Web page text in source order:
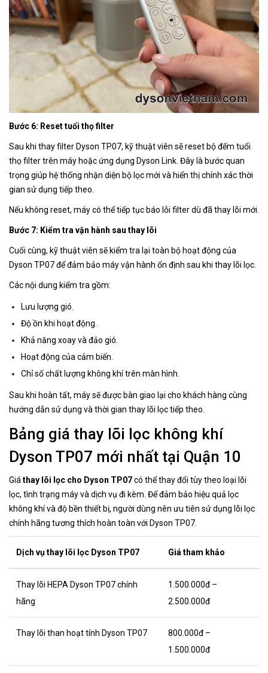
Bước 6: Reset tuổi thọ filter
Sau khi thay filter Dyson TP07, kỹ thuật viên sẽ reset bộ đếm tuổi
thọ filter trên máy hoặc ứng dụng Dyson Link. Đây là bước quan
trọng giúp hệ thống nhận diện bộ lọc mới và hiển thị chính xác thời
gian sử dụng tiếp theo.
Nếu không reset, máy có thể tiếp tục báo lỗi filter dù đã thay lõi mới.
Bước 7: Kiểm tra vận hành sau thay lõi
Cuối cùng, kỹ thuật viên sẽ kiểm tra lại toàn bộ hoạt động của
Dyson TP07 để đảm bảo máy vận hành ổn định sau khi thay lõi lọc.
Các nội dung kiểm tra gồm:
Lưu lượng gió.
Độ ồn khi hoạt động.
Khả năng xoay và đảo gió.
Hoạt động của cảm biến.
Chỉ số chất lượng không khí trên màn hình.
Sau khi hoàn tất, máy sẽ được bàn giao lại cho khách hàng cùng
hướng dẫn sử dụng và thời gian thay lõi lọc tiếp theo.
Bảng giá thay lõi lọc không khí
Dyson TP07 mới nhất tại Quận 10
Giá thay lõi lọc cho Dyson TP07có thể thay đổi tùy theo loại lõi
lọc, tình trạng máy và dịch vụ đi kèm. Để đảm bảo hiệu quả lọc
không khí và độ bền thiết bị, người dùng nên ưu tiên sử dụng lõi lọc
chính hãng tương thích hoàn toàn với Dyson TP07.
Dịch vụ thay lõi lọc Dyson TP07 Giá tham khảo
Thay lõi HEPA Dyson TP07 chính
hãng
1.500.000đ –
2.500.000đ
Thay lõi than hoạt tính Dyson TP07
800.000đ –
1.500.000đ